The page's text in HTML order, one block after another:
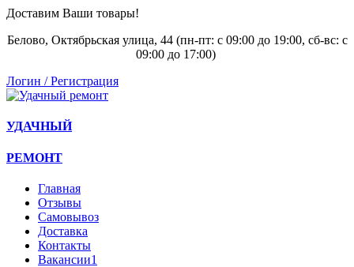
Доставим Ваши товары!
Белово, Октябрьская улица, 44 (пн-пт: с 09:00 до 19:00, сб-вс: с
09:00 до 17:00)
Логин / Регистрация
УДАЧНЫЙ
РЕМОНТ
Главная
Отзывы
Самовывоз
Доставка
Контакты
Вакансии1